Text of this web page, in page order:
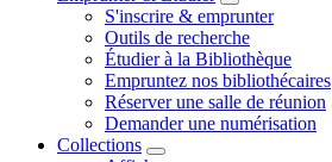
S'inscrire & emprunter
Outils de recherche
Étudier à la Bibliothèque
Empruntez nos bibliothécaires
Réserver une salle de réunion
Demander une numérisation
Collections